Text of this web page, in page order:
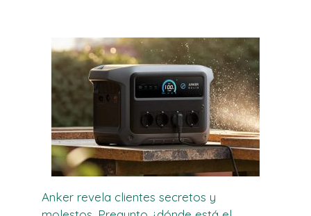
Anker revela clientes secretos y